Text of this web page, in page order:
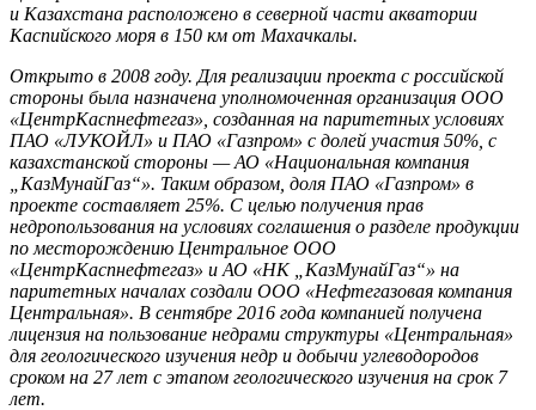
и Казахстана расположено в северной части акватории
Каспийского моря в 150 км от Махачкалы.
Открыто в 2008 году. Для реализации проекта с российской
стороны была назначена уполномоченная организация ООО
«ЦентрКаспнефтегаз», созданная на паритетных условиях
ПАО «ЛУКОЙЛ» и ПАО «Газпром» с долей участия 50%, с
казахстанской стороны — АО «Национальная компания
„КазМунайГаз“». Таким образом, доля ПАО «Газпром» в
проекте составляет 25%. С целью получения прав
недропользования на условиях соглашения о разделе продукции
по месторождению Центральное ООО
«ЦентрКаспнефтегаз» и АО «НК „КазМунайГаз“» на
паритетных началах создали ООО «Нефтегазовая компания
Центральная». В сентябре 2016 года компанией получена
лицензия на пользование недрами структуры «Центральная»
для геологического изучения недр и добычи углеводородов
сроком на 27 лет с этапом геологического изучения на срок 7
лет.